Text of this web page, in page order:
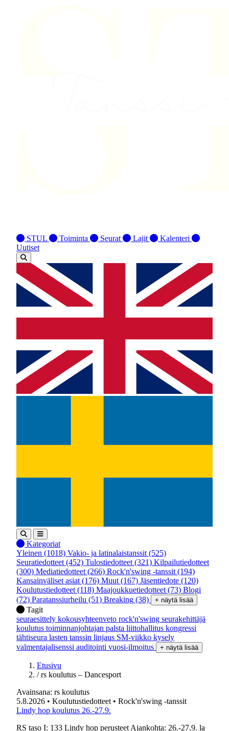
STUL Toiminta Seurat Lajit
Kalenteri
Uutiset
Kategoriat
Yleinen (1018) Vakio- ja latinalaistanssit (525)
Seuratiedotteet (452) Tulostiedotteet (321) Kilpailutiedotteet
(300) Mediatiedotteet (266) Rock'n'swing -tanssit (194)
Kansainväliset asiat (176) Muut (167) Jäsentiedote (120)
Koulutustiedotteet (118) Maajoukkuetiedotteet (73) Blogi
(72) Paratanssiurheilu (51) Breaking (38) + näytä lisää
Tagit
seuraesittely kokousyhteenveto rock'n'swing seurakehittäjä
koulutus toiminnanjohtajan palsta liittohallitus kongressi
tähtiseura lasten tanssin linjaus SM-viikko kysely
valmentajalisenssi auditointi vuosi-ilmoitus + näytä lisää
Etusivu
/ rs koulutus – Dancesport
Avainsana: rs koulutus
5.8.2026 • Koulutustiedotteet • Rock'n'swing -tanssit
Lindy hop koulutus 26.-27.9.
RS taso I: 133 Lindy hop perusteet Ajankohta: 26.-27.9. la